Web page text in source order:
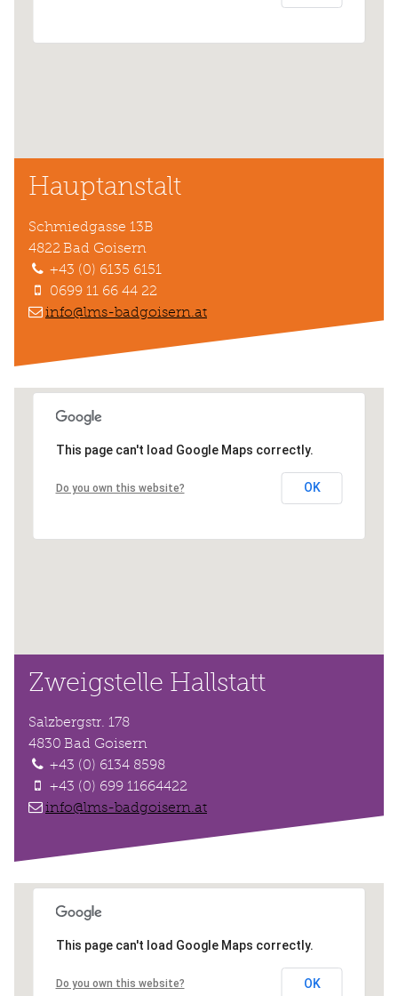
Hauptanstalt
Schmiedgasse 13B
4822Bad Goisern
+43 (0) 6135 6151
0699 11 66 44 22
info@lms-badgoisern.at
This page can't load Google Maps correctly.
Do you own this website? OK
Zweigstelle Hallstatt
Salzbergstr. 178
4830 Bad Goisern
+43 (0) 6134 8598
+43 (0) 699 11664422
info@lms-badgoisern.at
This page can't load Google Maps correctly.
Do you own this website? OK